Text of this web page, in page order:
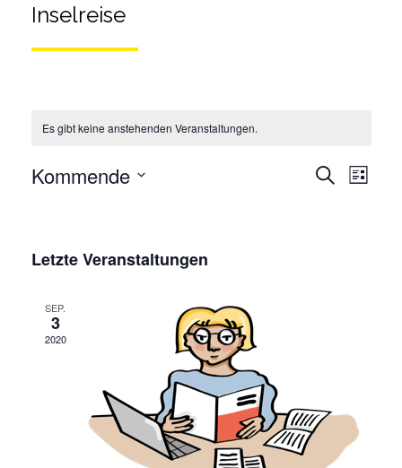
Inselreise
Es gibt keine anstehenden Veranstaltungen.
Suche
Liste
Kommende
Datum
Letzte Veranstaltungen
SEP.
3
2020